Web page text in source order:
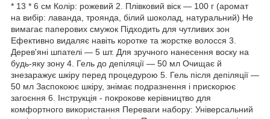
* 13 * 6 см Колір: рожевий 2. Плівковий віск — 100 г (аромат
на вибір: лаванда, троянда, білий шоколад, натуральний) Не
вимагає паперових смужок Підходить для чутливих зон
Ефективно видаляє навіть коротке та жорстке волосся 3.
Дерев'яні шпателі — 5 шт. Для зручного нанесення воску на
будь-яку зону 4. Гель до депіляції — 50 мл Очищає й
знезаражує шкіру перед процедурою 5. Гель після депіляції —
50 мл Заспокоює шкіру, знімає подразнення і прискорює
загоєння 6. Інструкція - покрокове керівництво для
комфортного використання Переваги набору: Універсальний